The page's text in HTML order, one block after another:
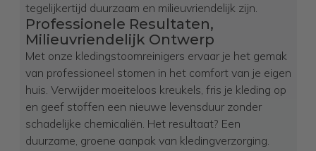
tegelijkertijd duurzaam en milieuvriendelijk zijn.
Professionele Resultaten,
Milieuvriendelijk Ontwerp
Met onze kledingstoomreinigers ervaar je het gemak
van professioneel stomen in het comfort van je eigen
huis. Verwijder moeiteloos kreukels, fris je kleding op
en geef stoffen een nieuwe levensduur zonder
schadelijke chemicaliën. Het resultaat? Een
duurzame, groene aanpak van kledingverzorging.